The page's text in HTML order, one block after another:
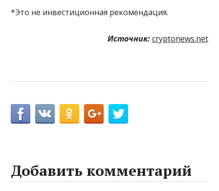
*Это не инвестиционная рекомендация.
Источник: cryptonews.net
Добавить комментарий